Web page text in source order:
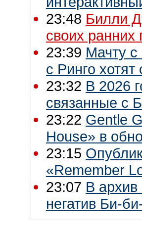
23:48 Билли
своих ранних
23:39 Мачту
с Ринго
23:32 В 2026
связанные с
23:22 Gentle
House» в
23:15
«Remember
23:07 В
негатив Би-